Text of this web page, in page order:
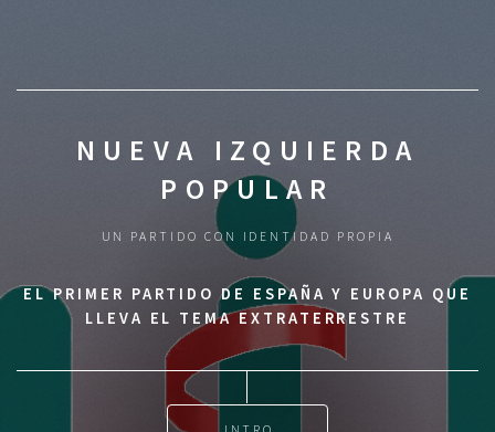
NUEVA IZQUIERDA
POPULAR
UN PARTIDO CON IDENTIDAD PROPIA
EL PRIMER PARTIDO DE ESPAÑA Y EUROPA QUE
LLEVA EL TEMA EXTRATERRESTRE